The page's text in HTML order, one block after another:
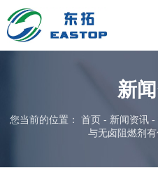
新
您当前的位置： 首页 - 新闻资讯 -
与无卤阻燃剂